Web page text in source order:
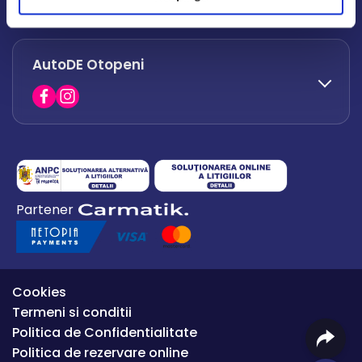
office.afumati@autode.ro
0730 063 852
0730 063 851
AutoDE Otopeni
0754 649 360
office.premium@autode.ro
Partener
Cookies
Termeni si conditii
Politica de Confidentialitate
Politica de rezervare online